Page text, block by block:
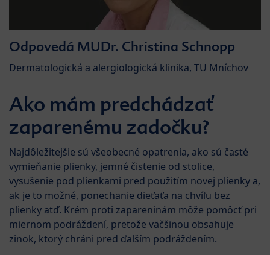
Odpovedá MUDr. Christina Schnopp
Dermatologická a alergiologická klinika, TU Mníchov
Ako mám predchádzať
zaparenému zadočku?
Najdôležitejšie sú všeobecné opatrenia, ako sú časté
vymieňanie plienky, jemné čistenie od stolice,
vysušenie pod plienkami pred použitím novej plienky a,
ak je to možné, ponechanie dieťaťa na chvíľu bez
plienky atď. Krém proti zapareninám môže pomôcť pri
miernom podráždení, pretože väčšinou obsahuje
zinok, ktorý chráni pred ďalším podráždením.